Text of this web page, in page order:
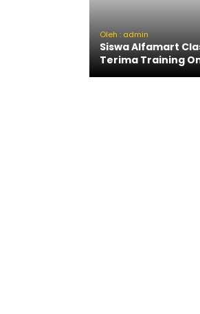
Oleh : admin
Siswa Alfamart
Terima Training